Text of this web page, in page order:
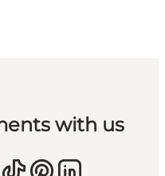
with us